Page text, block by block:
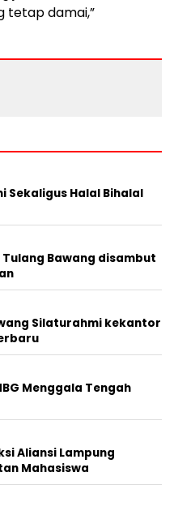
tetap damai,”
Sekaligus Halal Bihalal
Tulang Bawang disambut
Silaturahmi kekantor
Menggala Tengah
Aliansi Lampung
Mahasiswa